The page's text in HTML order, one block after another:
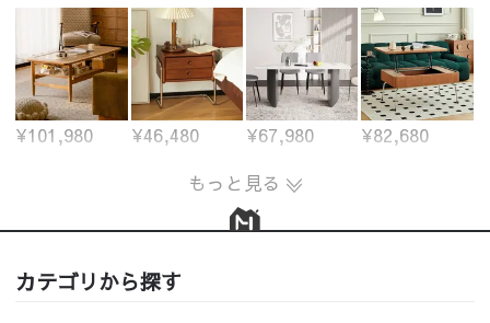
¥101,980 ¥46,480 ¥67,980
¥82,680
もっと見る
カテゴリから探す